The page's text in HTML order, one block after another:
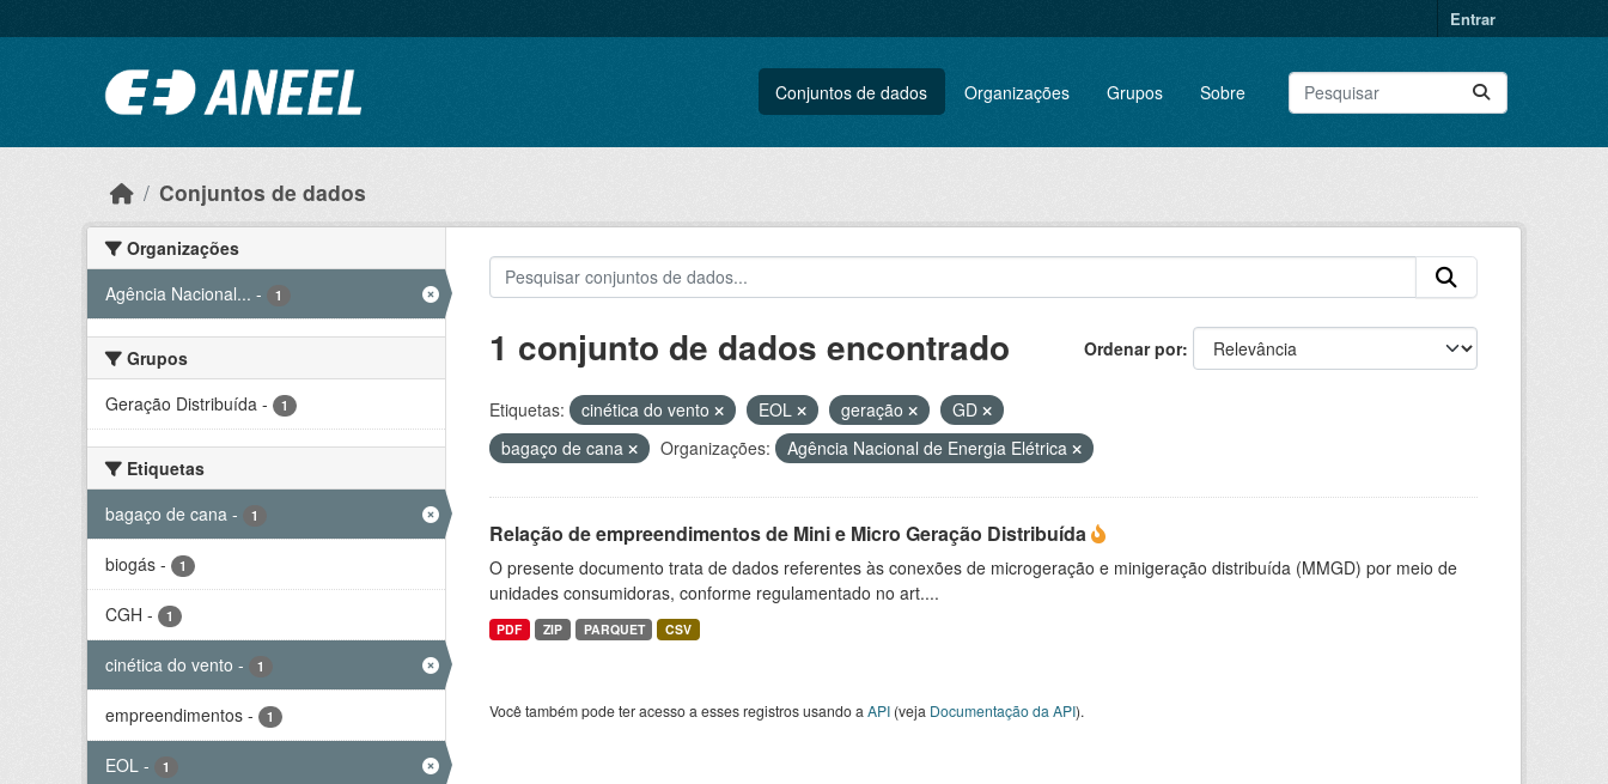
Entrar
Conjuntos de dados Organizações Grupos Sobre
Conjuntos de dados
Organizações
Agência Nacional... - 1
Grupos
Geração Distribuída - 1
Etiquetas
bagaço de cana - 1
biogás - 1
CGH - 1
cinética do vento - 1
empreendimentos - 1
EOL - 1
Ordenar por
1 conjunto de dados encontrado
Etiquetas: cinética do vento EOL geração
GD
bagaço de cana
Organizações: Agência Nacional de Energia Elétrica
Relação de empreendimentos de Mini e Micro Geração Distribuída
O presente documento trata de dados referentes às conexões de microgeração e minigeração distribuída (MMGD) por meio de
unidades consumidoras, conforme regulamentado no art....
PDF ZIP PARQUET CSV
Você também pode ter acesso a esses registros usando a API(veja Documentação da API).